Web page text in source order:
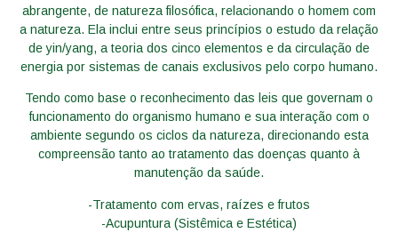
abrangente, de natureza filosófica, relacionando o homem com
a natureza. Ela inclui entre seus princípios o estudo da relação
de yin/yang, a teoria dos cinco elementos e da circulação de
energia por sistemas de canais exclusivos pelo corpo humano.
Tendo como base o reconhecimento das leis que governam o
funcionamento do organismo humano e sua interação com o
ambiente segundo os ciclos da natureza, direcionando esta
compreensão tanto ao tratamento das doenças quanto à
manutenção da saúde.
-Tratamento com ervas, raízes e frutos
-Acupuntura (Sistêmica e Estética)